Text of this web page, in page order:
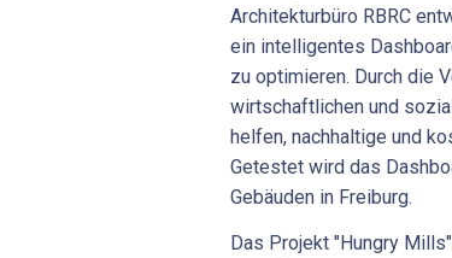
Architekturbüro RBRC
ein intelligentes
zu optimieren. Durch die
wirtschaftlichen und
helfen, nachhaltige und
Getestet wird das
Gebäuden in Freiburg.
Das Projekt "Hungry